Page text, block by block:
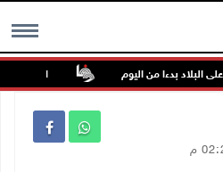
MENU بدءا من اليوم الاحتلال